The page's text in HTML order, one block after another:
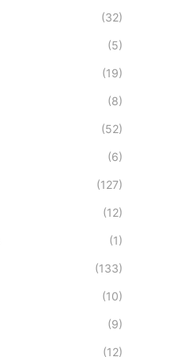
(32)
(5)
(19)
(8)
(52)
(6)
(127)
(12)
(1)
(133)
(10)
(9)
(12)